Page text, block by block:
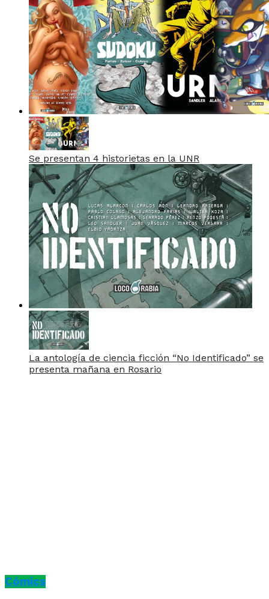
Se presentan 4 historietas en la UNR
La antología de ciencia ficción “No Identificado” se
presenta mañana en Rosario
Cómics